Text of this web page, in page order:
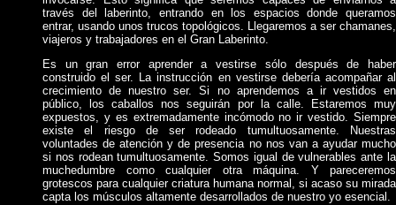
través del laberinto, entrando en los espacios donde queramos
entrar, usando unos trucos topológicos. Llegaremos a ser chamanes,
viajeros y trabajadores en el Gran Laberinto.
Es un gran error aprender a vestirse sólo después de haber
construido el ser. La instrucción en vestirse debería acompañar al
crecimiento de nuestro ser. Si no aprendemos a ir vestidos en
público, los caballos nos seguirán por la calle. Estaremos muy
expuestos, y es extremadamente incómodo no ir vestido. Siempre
existe el riesgo de ser rodeado tumultuosamente. Nuestras
voluntades de atención y de presencia no nos van a ayudar mucho
si nos rodean tumultuosamente. Somos igual de vulnerables ante la
muchedumbre como cualquier otra máquina. Y pareceremos
grotescos para cualquier criatura humana normal, si acaso su mirada
capta los músculos altamente desarrollados de nuestro yo esencial.